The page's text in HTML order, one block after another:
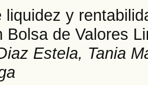
liquidez y
Bolsa de Valores
Estela, Tania